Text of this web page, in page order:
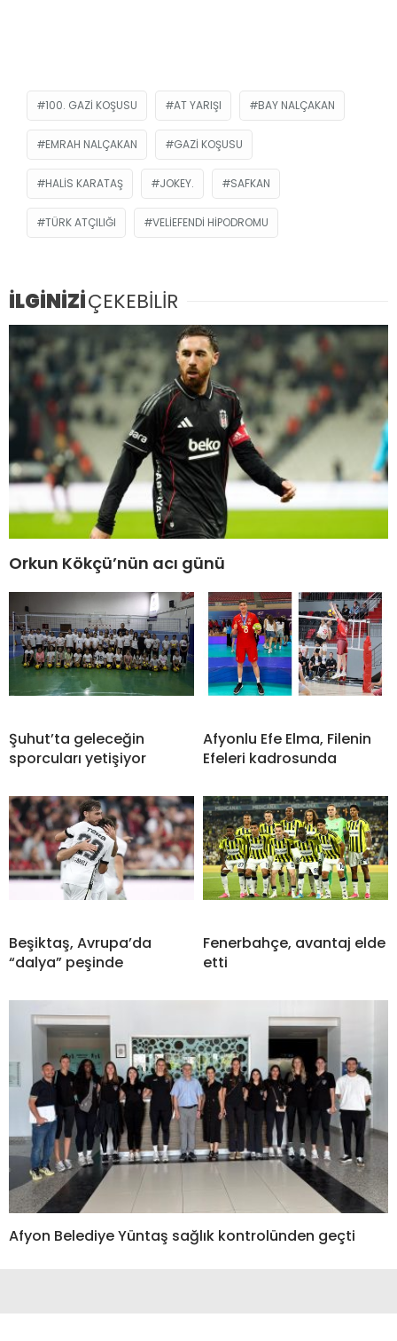
100. GAZI KOŞUSU AT YARIŞI BAY NALÇAKAN
EMRAH NALÇAKAN GAZI KOŞUSU
HALIS KARATAŞ JOKEY. SAFKAN
TÜRK ATÇILIĞI VELIEFENDI HIPODROMU
İLGİNİZİÇEKEBİLİR
Orkun Kökçü’nün acı günü
Şuhut’ta geleceğin
sporcuları yetişiyor
Afyonlu Efe Elma, Filenin
Efeleri kadrosunda
Beşiktaş, Avrupa’da
“dalya” peşinde
Fenerbahçe, avantaj elde
etti
Afyon Belediye Yüntaş sağlık kontrolünden geçti